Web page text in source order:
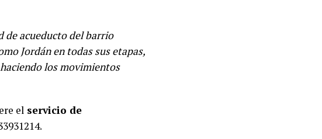
de acueducto del barrio
Jordán en todas sus etapas,
los movimientos
el servicio de